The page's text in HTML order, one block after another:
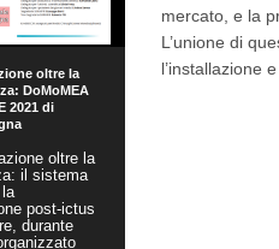
mercato, e la
L’unione di
l’installazione
oltre la
DoMoMEA
2021 di
oltre la
il sistema
post-ictus
durante